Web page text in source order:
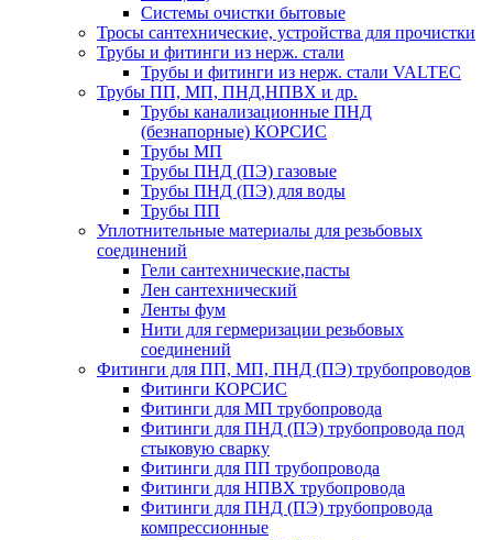
Системы очистки бытовые
Тросы сантехнические, устройства для прочистки
Трубы и фитинги из нерж. стали
Трубы и фитинги из нерж. стали VALTEC
Трубы ПП, МП, ПНД,НПВХ и др.
Трубы канализационные ПНД
(безнапорные) КОРСИС
Трубы МП
Трубы ПНД (ПЭ) газовые
Трубы ПНД (ПЭ) для воды
Трубы ПП
Уплотнительные материалы для резьбовых
соединений
Гели сантехнические,пасты
Лен сантехнический
Ленты фум
Нити для гермеризации резьбовых
соединений
Фитинги для ПП, МП, ПНД (ПЭ) трубопроводов
Фитинги КОРСИС
Фитинги для МП трубопровода
Фитинги для ПНД (ПЭ) трубопровода под
стыковую сварку
Фитинги для ПП трубопровода
Фитинги для НПВХ трубопровода
Фитинги для ПНД (ПЭ) трубопровода
компрессионные